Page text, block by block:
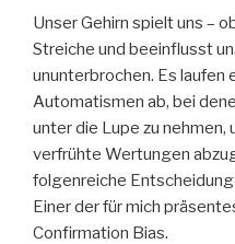
Unser Gehirn spielt uns –
Streiche und beeinflusst
ununterbrochen. Es laufen
Automatismen ab, bei
unter die Lupe zu nehmen,
verfrühte Wertungen
folgenreiche
Einer der für mich
Confirmation Bias.